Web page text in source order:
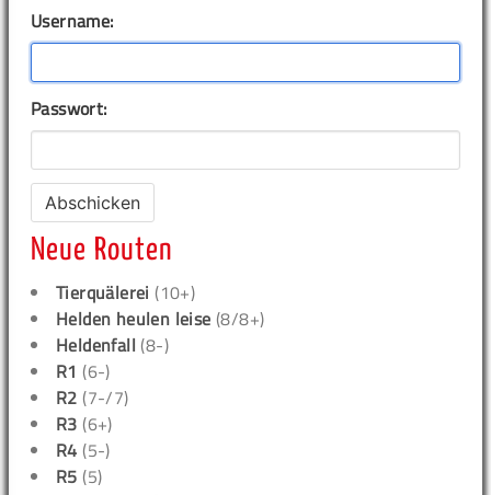
Username:
Passwort:
Neue Routen
Tierquälerei (10+)
Helden heulen leise (8/8+)
Heldenfall (8-)
R1 (6-)
R2 (7-/7)
R3 (6+)
R4 (5-)
R5 (5)